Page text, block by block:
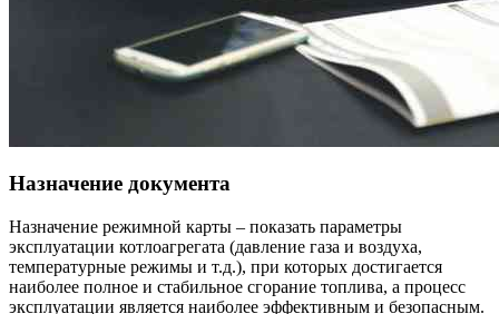
Назначение документа
Назначение режимной карты – показать параметры
эксплуатации котлоагрегата (давление газа и воздуха,
температурные режимы и т.д.), при которых достигается
наиболее полное и стабильное сгорание топлива, а процесс
эксплуатации является наиболее эффективным и безопасным.